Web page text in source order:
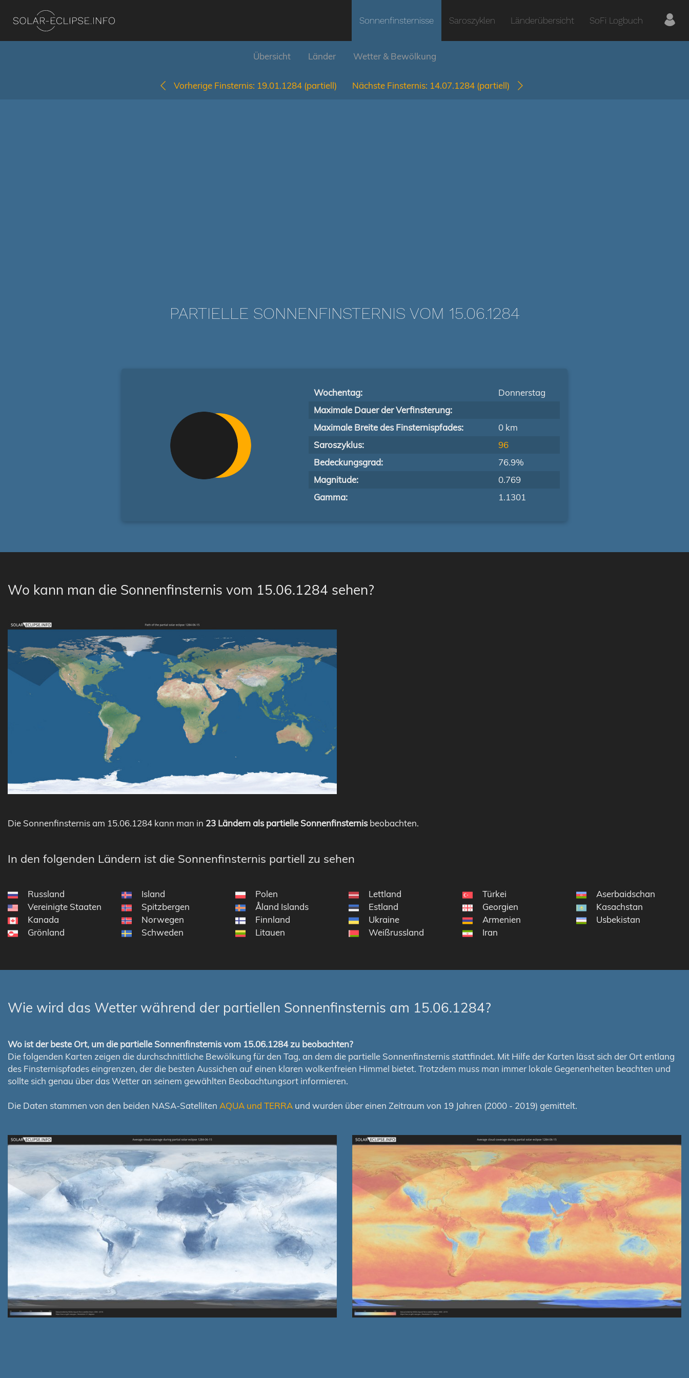
Sonnenfinsternisse Saroszyklen Länderübersicht SoFi Logbuch
Übersicht Länder Wetter & Bewölkung
Vorherige Finsternis: 19.01.1284 (partiell) Nächste Finsternis: 14.07.1284 (partiell)
PARTIELLE SONNENFINSTERNIS VOM 15.06.1284
Wochentag:
Donnerstag
Maximale Dauer der Verfinsterung:
Maximale Breite des Finsternispfades:
0 km
Saroszyklus:
96
Bedeckungsgrad:
76.9%
Magnitude:
0.769
Gamma:
1.1301
Wo kann man die Sonnenfinsternis vom 15.06.1284 sehen?
Die Sonnenfinsternis am 15.06.1284 kann man in 23 Ländern als partielle Sonnenfinsternisbeobachten.
In den folgenden Ländern ist die Sonnenfinsternis partiell zu sehen
Russland
Vereinigte Staaten
Kanada
Grönland
Island
Spitzbergen
Norwegen
Schweden
Polen
Åland Islands
Finnland
Litauen
Lettland
Estland
Ukraine
Weißrussland
Türkei
Georgien
Armenien
Iran
Aserbaidschan
Kasachstan
Usbekistan
Wie wird das Wetter während der partiellen Sonnenfinsternis am 15.06.1284?
Wo ist der beste Ort, um die partielle Sonnenfinsternis vom 15.06.1284 zu beobachten?
Die folgenden Karten zeigen die durchschnittliche Bewölkung für den Tag, an dem die partielle Sonnenfinsternis stattfindet. Mit Hilfe der Karten lässt sich der Ort entlang
des Finsternispfades eingrenzen, der die besten Aussichen auf einen klaren wolkenfreien Himmel bietet. Trotzdem muss man immer lokale Gegenenheiten beachten und
sollte sich genau über das Wetter an seinem gewählten Beobachtungsort informieren.
Die Daten stammen von den beiden NASA-Satelliten AQUA und TERRA und wurden über einen Zeitraum von 19 Jahren (2000 - 2019) gemittelt.